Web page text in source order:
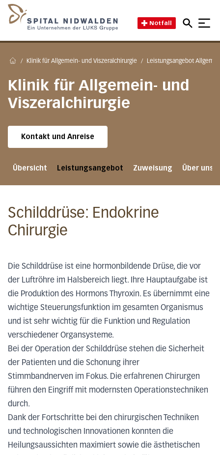
Notfall
/ Klinik für Allgemein- und Viszeralchirurgie / Leistungsangebot
Klinik für Allgemein- und
Viszeralchirurgie
Kontakt und Anreise
Übersicht Leistungsangebot Zuweisung Über uns
Schilddrüse: Endokrine
Chirurgie
Die Schilddrüse ist eine hormonbildende Drüse, die vor
der Luftröhre im Halsbereich liegt. Ihre Hauptaufgabe ist
die Produktion des Hormons Thyroxin. Es übernimmt eine
wichtige Steuerungsfunktion im gesamten Organismus
und ist sehr wichtig für die Funktion und Regulation
verschiedener Organsysteme.
Bei der Operation der Schilddrüse stehen die Sicherheit
der Patienten und die Schonung ihrer
Stimmbandnerven im Fokus. Die erfahrenen Chirurgen
führen den Eingriff mit modernsten Operationstechniken
durch.
Dank der Fortschritte bei den chirurgischen Techniken
und technologischen Innovationen konnten die
Heilungsaussichten maximiert sowie die ästhetischen